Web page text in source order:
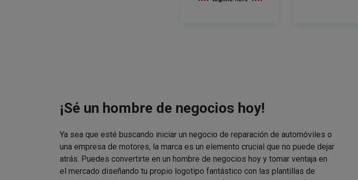
¡Sé un hombre de negocios hoy!
Ya sea que esté buscando iniciar un negocio de reparación de automóviles o
una empresa de motores, la marca es un elemento crucial que no puede dejar
atrás. Puedes convertirte en un hombre de negocios hoy y tomar ventaja en
el mercado diseñando tu propio logotipo fantástico con las plantillas de